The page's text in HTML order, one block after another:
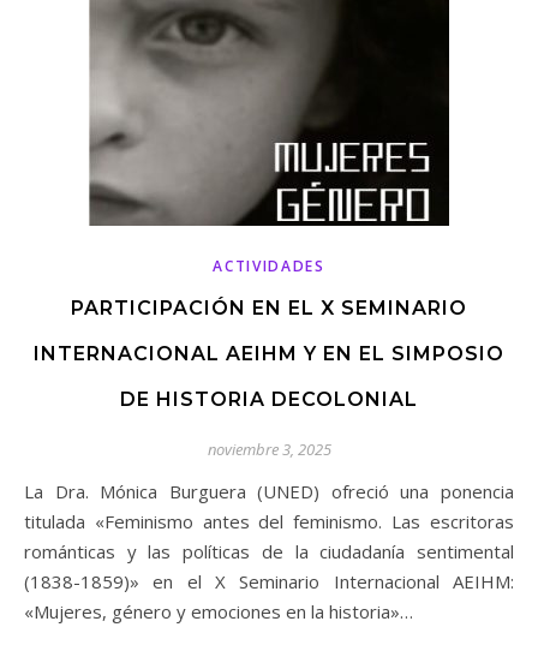
ACTIVIDADES
PARTICIPACIÓN EN EL X SEMINARIO
INTERNACIONAL AEIHM Y EN EL SIMPOSIO
DE HISTORIA DECOLONIAL
noviembre 3, 2025
La Dra. Mónica Burguera (UNED) ofreció una ponencia
titulada «Feminismo antes del feminismo. Las escritoras
románticas y las políticas de la ciudadanía sentimental
(1838-1859)» en el X Seminario Internacional AEIHM:
«Mujeres, género y emociones en la historia»…